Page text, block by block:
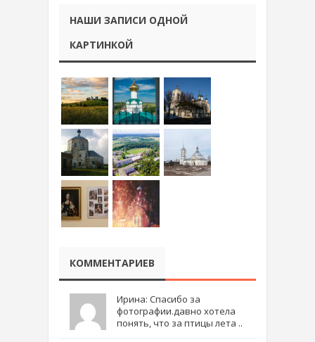
НАШИ ЗАПИСИ ОДНОЙ
КАРТИНКОЙ
КОММЕНТАРИЕВ
Ирина: Спасибо за
фотографии.давно хотела
понять, что за птицы лета ..